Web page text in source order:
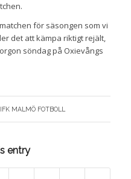
för säsongen som vi
det att kämpa riktigt rejält,
söndag på Oxievångs
IFK MALMÖ FOTBOLL
entry